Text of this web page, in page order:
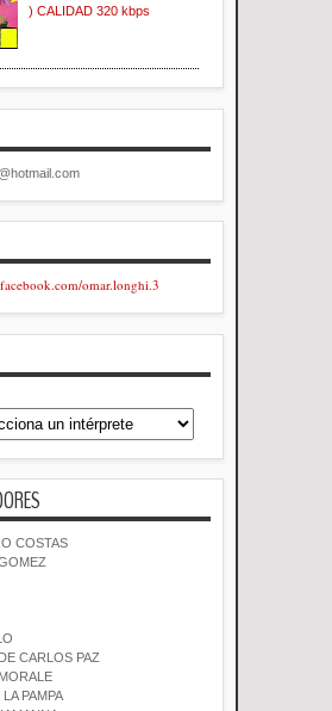
) CALIDAD 320 kbps
omar.longhi.3
COSTAS
CARLOS PAZ
PAMPA